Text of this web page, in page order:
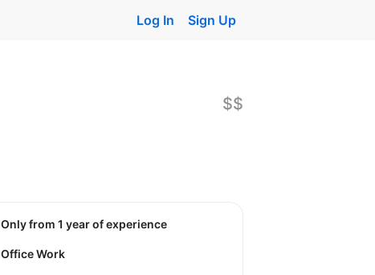
Log In Sign Up
$$
Only from 1 year of experience
Office Work